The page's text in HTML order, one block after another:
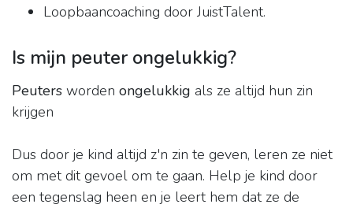
Loopbaancoaching door JuistTalent.
Is mijn peuter ongelukkig?
Peuters worden ongelukkig als ze altijd hun zin
krijgen
Dus door je kind altijd z'n zin te geven, leren ze niet
om met dit gevoel om te gaan. Help je kind door
een tegenslag heen en je leert hem dat ze de